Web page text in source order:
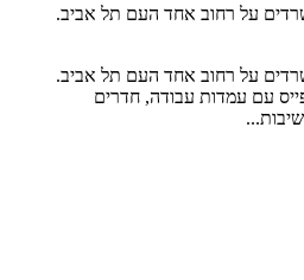
על רחוב אחד העם תל אביב.
על רחוב אחד העם תל אביב.
עם עמדות עבודה, חדרים